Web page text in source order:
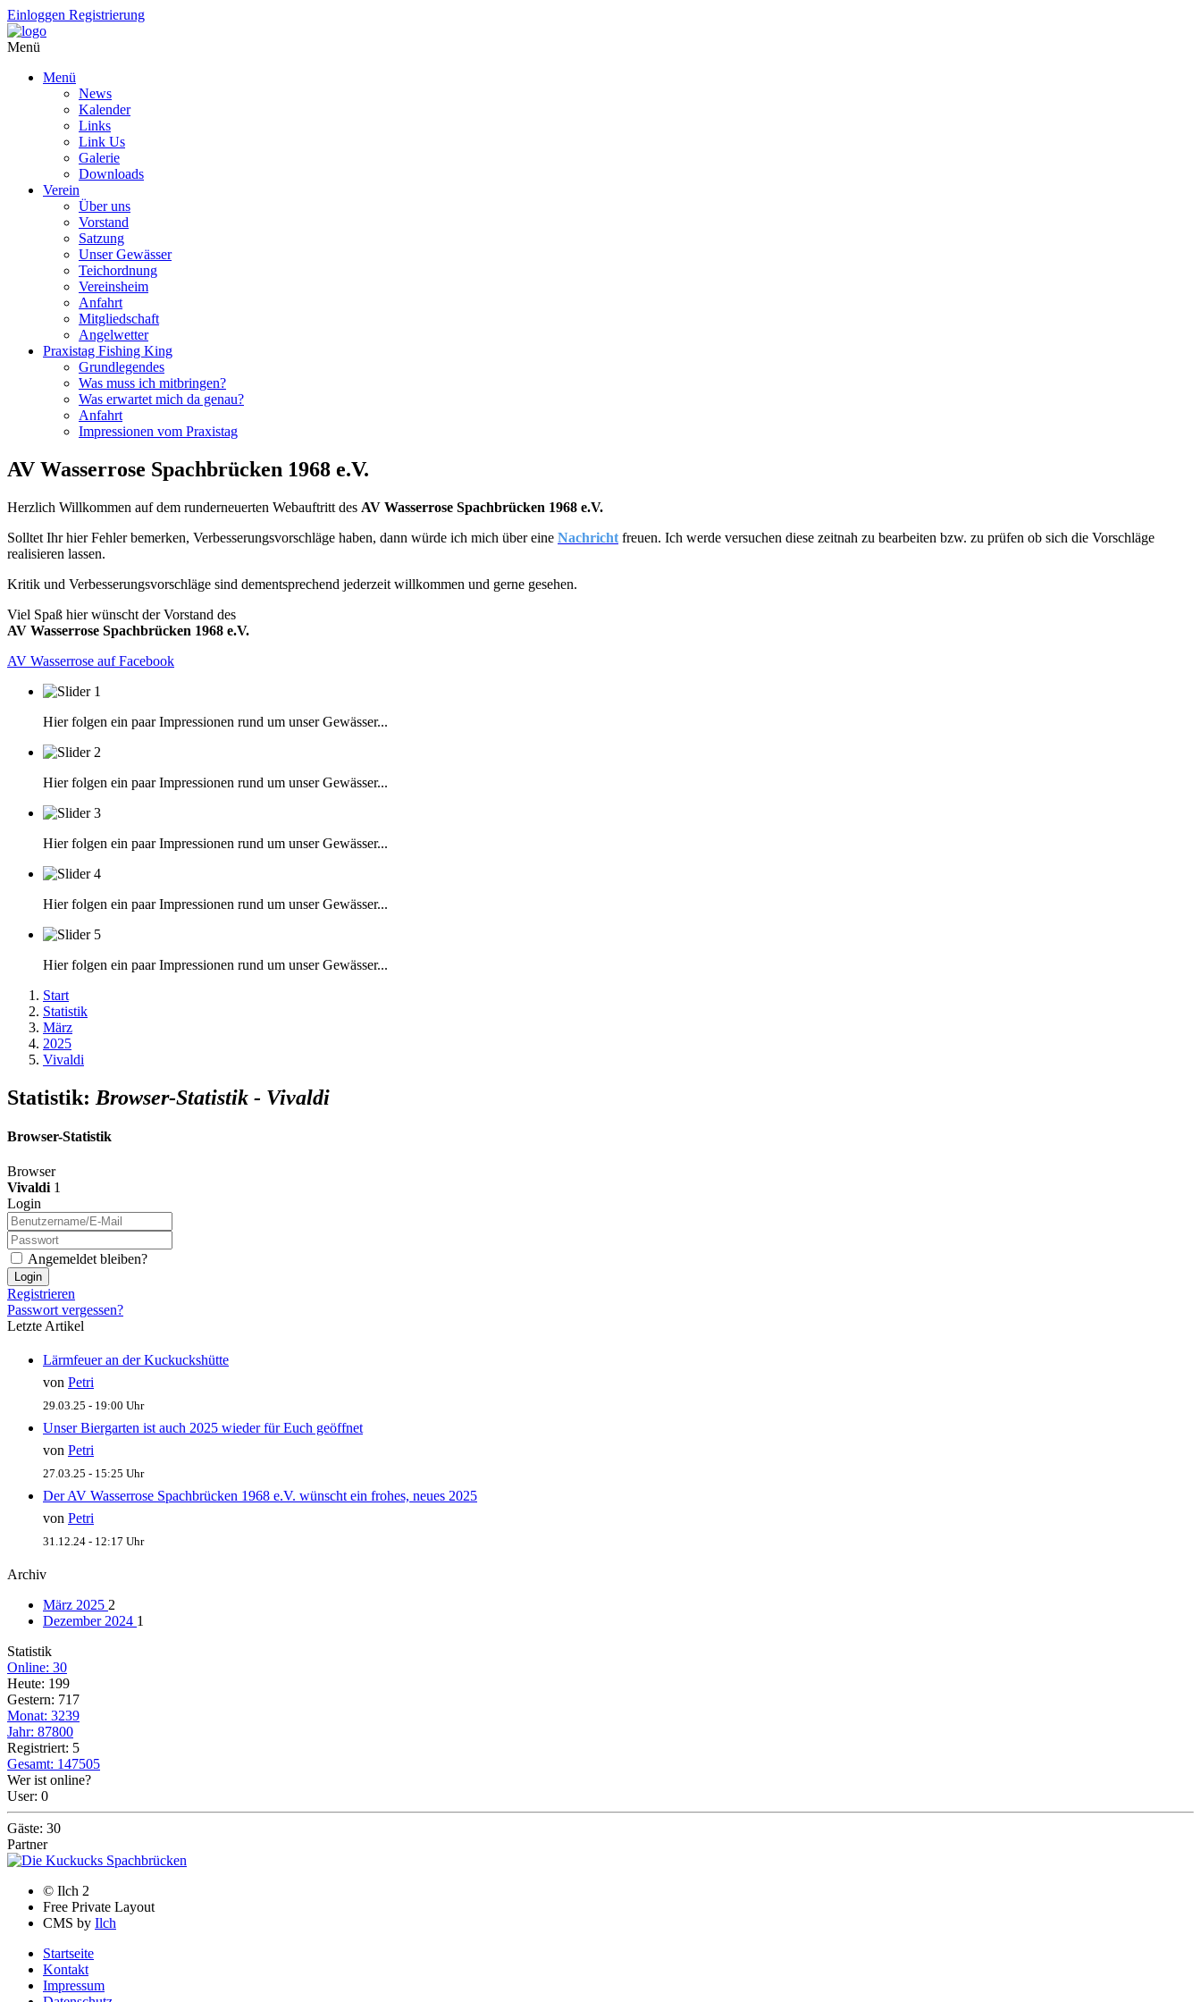
Einloggen Registrierung
Menü
Menü
News
Kalender
Links
Link Us
Galerie
Downloads
Verein
Über uns
Vorstand
Satzung
Unser Gewässer
Teichordnung
Vereinsheim
Anfahrt
Mitgliedschaft
Angelwetter
Praxistag Fishing King
Grundlegendes
Was muss ich mitbringen?
Was erwartet mich da genau?
Anfahrt
Impressionen vom Praxistag
AV Wasserrose Spachbrücken 1968 e.V.
Herzlich Willkommen auf dem runderneuerten Webauftritt des AV Wasserrose Spachbrücken 1968 e.V.
Solltet Ihr hier Fehler bemerken, Verbesserungsvorschläge haben, dann würde ich mich über eine Nachricht freuen. Ich werde versuchen diese zeitnah zu bearbeiten bzw. zu prüfen ob sich die Vorschläge
realisieren lassen.
Kritik und Verbesserungsvorschläge sind dementsprechend jederzeit willkommen und gerne gesehen.
Viel Spaß hier wünscht der Vorstand des
AV Wasserrose Spachbrücken 1968 e.V.
AV Wasserrose auf Facebook
Hier folgen ein paar Impressionen rund um unser Gewässer...
Hier folgen ein paar Impressionen rund um unser Gewässer...
Hier folgen ein paar Impressionen rund um unser Gewässer...
Hier folgen ein paar Impressionen rund um unser Gewässer...
Hier folgen ein paar Impressionen rund um unser Gewässer...
Start
Statistik
März
2025
Vivaldi
Statistik: Browser-Statistik - Vivaldi
Browser-Statistik
Browser
Vivaldi 1
Login
Angemeldet bleiben?
Login
Registrieren
Passwort vergessen?
Letzte Artikel
Lärmfeuer an der Kuckuckshütte
von Petri
29.03.25 - 19:00 Uhr
Unser Biergarten ist auch 2025 wieder für Euch geöffnet
von Petri
27.03.25 - 15:25 Uhr
Der AV Wasserrose Spachbrücken 1968 e.V. wünscht ein frohes, neues 2025
von Petri
31.12.24 - 12:17 Uhr
Archiv
März 2025 2
Dezember 2024 1
Statistik
Online: 30
Heute: 199
Gestern: 717
Monat: 3239
Jahr: 87800
Registriert: 5
Gesamt: 147505
Wer ist online?
User: 0
Gäste: 30
Partner
© Ilch 2
Free Private Layout
CMS by Ilch
Startseite
Kontakt
Impressum